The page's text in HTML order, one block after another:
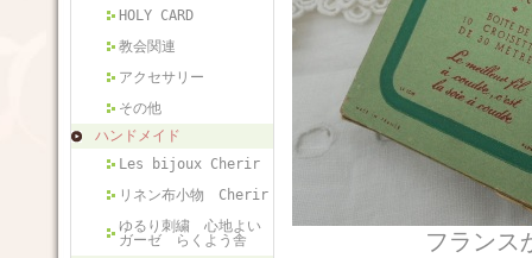
HOLY CARD
教会関連
アクセサリー
その他
ハンドメイド
Les bijoux Cherir
リネン布小物 Cherir
ゆるり刺繍 心地よい
ガーゼ らくよう舎
フランスから届